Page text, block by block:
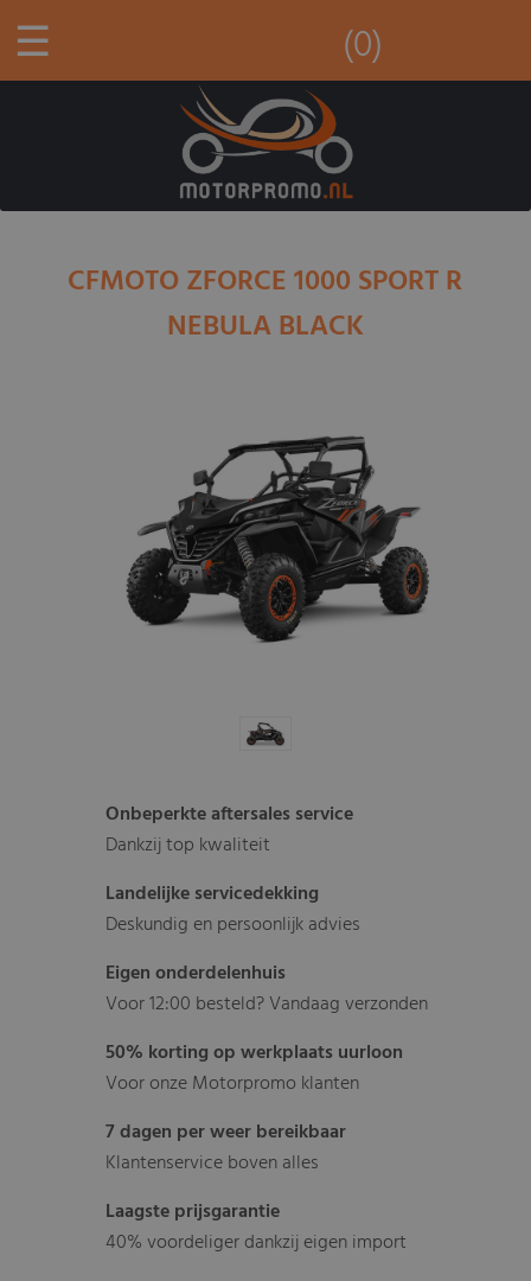
☰ (0)
CFMOTO ZFORCE 1000 SPORT R
NEBULA BLACK
Onbeperkte aftersales service
Dankzij top kwaliteit
Landelijke servicedekking
Deskundig en persoonlijk advies
Eigen onderdelenhuis
Voor 12:00 besteld? Vandaag verzonden
50% korting op werkplaats uurloon
Voor onze Motorpromo klanten
7 dagen per weer bereikbaar
Klantenservice boven alles
Laagste prijsgarantie
40% voordeliger dankzij eigen import